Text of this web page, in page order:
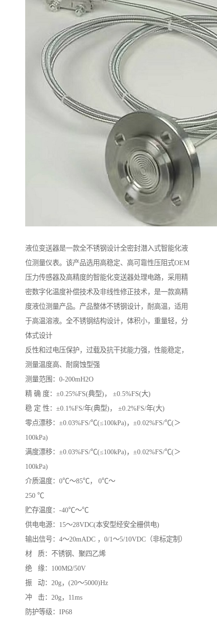
液位变送器是一款全不锈钢设计全密封潜入式智能化液
位测量仪表。该产品选用高稳定、高可靠性压阻式OEM
压力传感器及高精度的智能化变送器处理电路，采用精
密数字化温度补偿技术及非线性修正技术，是一款高精
度液位测量产品。产品整体不锈钢设计，耐高温，适用
于高温溶液。全不锈钢结构设计，体积小，重量轻，分
体式设计
反性和过电压保护，过载及抗干扰能力强，性能稳定，
测量温度高、耐腐蚀型强
测量范围：0-200mH2O
精 确 度：±0.25%FS(典型)， ±0.5%FS(大)
稳 定 性：±0.1%FS/年(典型)， ±0.2%FS/年(大)
零点漂移：±0.03%FS/℃(≤100kPa)，±0.02%FS/℃(＞
100kPa)
满度漂移：±0.03%FS/℃(≤100kPa)，±0.02%FS/℃(＞
100kPa)
介质温度：0℃～85℃， 0℃～
250 ℃
贮存温度：-40℃～℃
供电电源：15～28VDC(本安型经安全栅供电)
输出信号：4～20mADC ，0/1～5/10VDC（非标定制）
材 质：不锈钢、聚四乙烯
绝 缘：100MΩ/50V
振 动：20g，(20～5000)Hz
冲 击：20g，11ms
防护等级：IP68